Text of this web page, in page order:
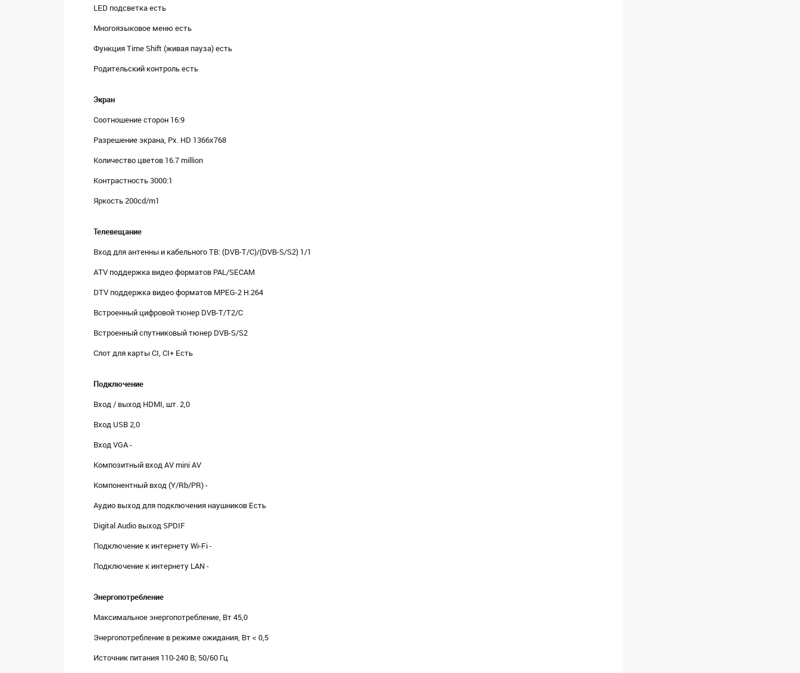
LED подсветка есть
Многоязыковое меню есть
Функция Time Shift (живая пауза) есть
Родительский контроль есть
Экран
Соотношение сторон 16:9
Разрешение экрана, Px. HD 1366x768
Количество цветов 16.7 million
Контрастность 3000:1
Яркость 200cd/m1
Телевещание
Вход для антенны и кабельного ТВ: (DVB-T/C)/(DVB-S/S2) 1/1
ATV поддержка видео форматов PAL/SECAM
DTV поддержка видео форматов MPEG-2 H.264
Встроенный цифровой тюнер DVB-T/Т2/C
Встроенный спутниковый тюнер DVB-S/S2
Слот для карты CI, CI+ Есть
Подключение
Вход / выход HDMI, шт. 2,0
Вход USB 2,0
Вход VGA -
Композитный вход AV mini AV
Компонентный вход (Y/Rb/PR) -
Аудио выход для подключения наушников Есть
Digital Audio выход SPDIF
Подключение к интернету Wi-Fi -
Подключение к интернету LAN -
Энергопотребление
Максимальное энергопотребление, Вт 45,0
Энергопотребление в режиме ожидания, Вт < 0,5
Источник питания 110-240 В; 50/60 Гц